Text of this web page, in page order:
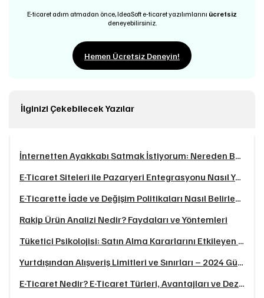
E-ticaret adım atmadan önce, IdeaSoft e-ticaret yazılımlarını ücretsiz
deneyebilirsiniz.
Hemen Ücretsiz Deneyin!
İlginizi Çekebilecek Yazılar
İnternetten Ayakkabı Satmak İstiyorum: Nereden Başlamalıyım? (2025 Rehberi)
E-Ticaret Siteleri ile Pazaryeri Entegrasyonu Nasıl Yapılır?
E-Ticarette İade ve Değişim Politikaları Nasıl Belirlenmeli?
Rakip Ürün Analizi Nedir? Faydaları ve Yöntemleri
Tüketici Psikolojisi: Satın Alma Kararlarını Etkileyen Faktörler
Yurtdışından Alışveriş Limitleri ve Sınırları – 2024 Güncel Vergi Oranları
E-Ticaret Nedir? E-Ticaret Türleri, Avantajları ve Dezavantajları